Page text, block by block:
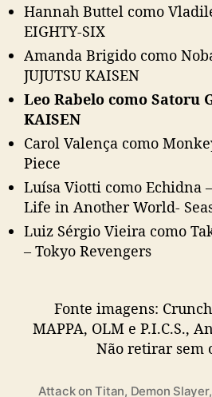
Hannah Buttel como
EIGHTY-SIX
Amanda Brigido como
JUJUTSU KAISEN
Leo Rabelo como Satoru
KAISEN
Carol Valença como
Piece
Luísa Viotti como Echidna
Life in Another World-
Luiz Sérgio Vieira como
– Tokyo Revengers
Fonte imagens:
MAPPA, OLM e P.I.C.S.,
Não retirar sem
Attack on Titan, Demon Slayer,